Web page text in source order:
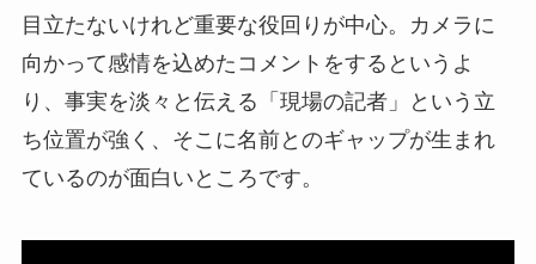
目立たないけれど重要な役回りが中心。カメラに
向かって感情を込めたコメントをするというよ
り、事実を淡々と伝える「現場の記者」という立
ち位置が強く、そこに名前とのギャップが生まれ
ているのが面白いところです。